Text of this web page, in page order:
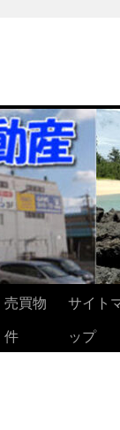
売買物
件
サイト
ップ